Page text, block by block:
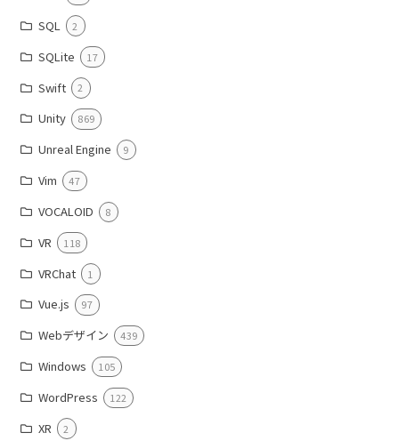
SQL 2
SQLite 17
Swift 2
Unity 869
Unreal Engine 9
Vim 47
VOCALOID 8
VR 118
VRChat 1
Vue.js 97
Webデザイン 439
Windows 105
WordPress 122
XR 2